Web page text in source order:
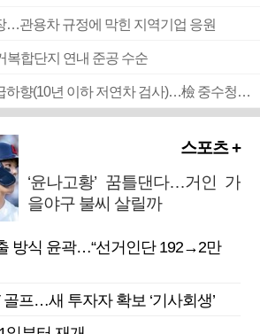
…관용차 규정에 막힌 지역기업 응원
복합단지 연내 준공 수순
■ 검사 신분 버리고 직급하향(10년 이하 저연차 검사)…檢 중수청행 기피
스포츠 +
‘윤나고황’ 꿈틀댄다…거인 가
을야구 불씨 살릴까
방식 윤곽…“선거인단 192→2만
프…새 투자자 확보 ‘기사회생’